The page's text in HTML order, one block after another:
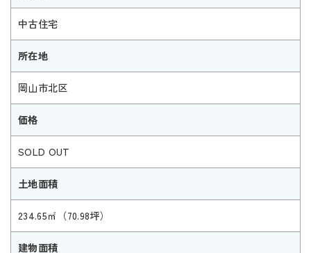
中古住宅
所在地
岡山市北区
価格
SOLD OUT
土地面積
234.65㎡（70.98坪）
建物面積